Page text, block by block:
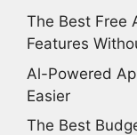
The Best Free
Features
Al-Powered
Easier
The Best